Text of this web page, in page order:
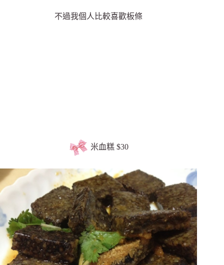
不過我個人比較喜歡板條
米血糕 $30